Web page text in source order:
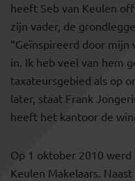
heeft Seb van Keulen
zijn vader, de
“Geïnspireerd door
in. Ik heb veel van hem
taxateursgebied als op
later, staat Frank
heeft het kantoor de
Op 1 oktober 2010 werd
Keulen Makelaars.